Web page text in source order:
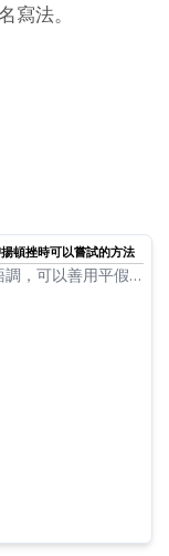
寫法。
頓挫時可以嘗試的方法
，可以善用平假